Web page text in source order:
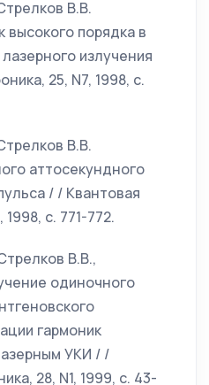
В.В.
высокого порядка в
излучения
25, N7, 1998, с.
В.В.
аттосекундного
/ / Квантовая
с. 771-772.
В.В.,
одиночного
гармоник
УКИ / /
28, N1, 1999, с. 43-